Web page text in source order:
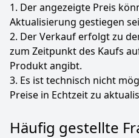
1. Der angezeigte Preis
Aktualisierung gestiegen
2. Der Verkauf erfolgt zu
zum Zeitpunkt des Kaufs
Produkt angibt.
3. Es ist technisch nicht
Preise in Echtzeit zu
Häufig gestellte